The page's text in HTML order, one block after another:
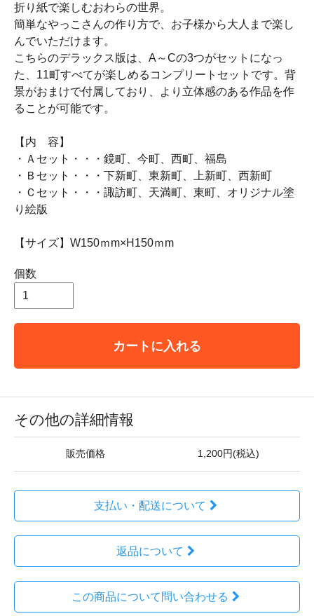
折り紙で楽しむおわらの世界。
簡単なやっこさんの作り方で、お子様から大人まで楽し
んでいただけます。
こちらのデラックス版は、A～Cの3つがセットになっ
た、11町すべてが楽しめるコンプリートセットです。背
景がおまけで付属しており、より立体感のある作品を作
ることが可能です。
【内 容】
・Ａセット・・・鏡町、今町、西町、福島
・Ｂセット・・・下新町、東新町、上新町、西新町
・Ｃセット・・・諏訪町、天満町、東町、オリジナル塗
り絵版
【サイズ】W150ｍm×H150ｍm
個数
カートに入れる
その他の詳細情報
販売価格 1,200円(税込)
支払い・配送について
返品について
この商品について問い合わせる